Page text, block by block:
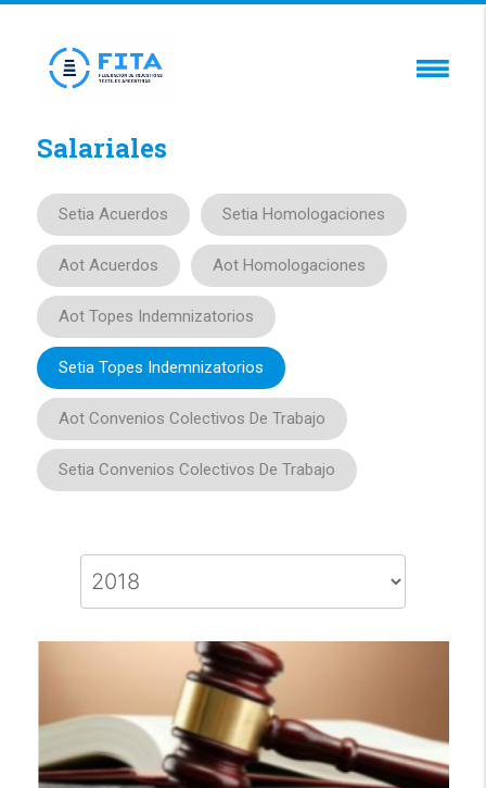
Salariales
Setia Acuerdos Setia Homologaciones
Aot Acuerdos Aot Homologaciones
Aot Topes Indemnizatorios
Setia Topes Indemnizatorios
Aot Convenios Colectivos De Trabajo
Setia Convenios Colectivos De Trabajo